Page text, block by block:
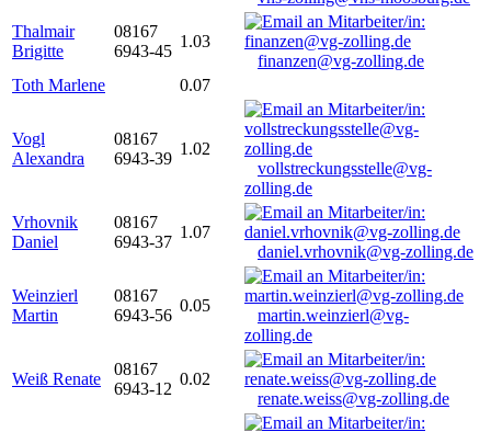
Thalmair
Brigitte
08167
6943-45
1.03
finanzen@vg-zolling.de
Toth Marlene
0.07
Vogl
Alexandra
08167
6943-39
1.02
vollstreckungsstelle@vg-
zolling.de
Vrhovnik
Daniel
08167
6943-37
1.07
daniel.vrhovnik@vg-zolling.de
Weinzierl
Martin
08167
6943-56
0.05
martin.weinzierl@vg-
zolling.de
Weiß Renate
08167
6943-12
0.02
renate.weiss@vg-zolling.de